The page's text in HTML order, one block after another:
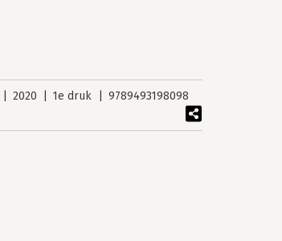
2020 1e druk 9789493198098